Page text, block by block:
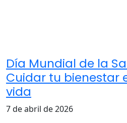
Día Mundial de la
Cuidar tu bienestar
vida
7 de abril de 2026